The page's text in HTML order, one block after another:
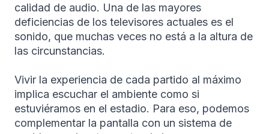
calidad de audio. Una de las mayores
deficiencias de los televisores actuales es el
sonido, que muchas veces no está a la altura de
las circunstancias.
Vivir la experiencia de cada partido al máximo
implica escuchar el ambiente como si
estuviéramos en el estadio. Para eso, podemos
complementar la pantalla con un sistema de